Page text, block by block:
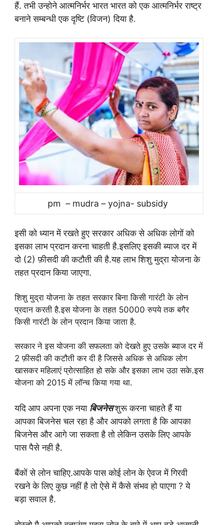
हैं. तभी उन्होने आत्मनिर्भर भारत भारत को एक आत्मनिर्भर राष्ट्र
बनाने सम्बन्धी एक दृष्टि (विजन) दिया है.
pm – mudra – yojna- subsidy
इसी को ध्यान में रखते हुए सरकार अधिक से अधिक लोगों को
इसका लाभ प्रदान करना चाहती है.इसलिए इसकी ब्याज दर में
दो (2) फ़ीसदी की कटौती की है.यह लाभ शिशु मुद्रा योजना के
तहत प्रदान किया जाएगा.
शिशु मुद्रा योजना के तहत सरकार बिना किसी गारंटी के लोन
प्रदान करती है.इस योजना के तहत 50000 रुपये तक बगैर
किसी गारंटी के लोन प्रदान किया जाता है.
सरकार ने इस योजना की सफलता को देखते हुए उसके ब्याज दर में
2 फ़ीसदी की कटौती कर दी है जिससे अधिक से अधिक लोग
खासकर महिलाएं प्रोत्साहित हो सके और इसका लाभ उठा सके.इस
योजना को 2015 में लॉन्च किया गया था.
यदि आप अपना एक नया बिजनेसशुरू करना चाहते हैं या
आपका बिजनेस चल रहा है और आपको लगता है कि आपका
बिजनेस और आगे जा सकता है तो लेकिन उसके लिए आपके
पास पैसे नही है.
बैंकों से लोन चाहिए.आपके पास कोई लोन के ऐवज में गिरवी
रखने के लिए कुछ नहीं है तो ऐसे में कैसे संभव हो पाएगा ? ये
बड़ा सवाल है.